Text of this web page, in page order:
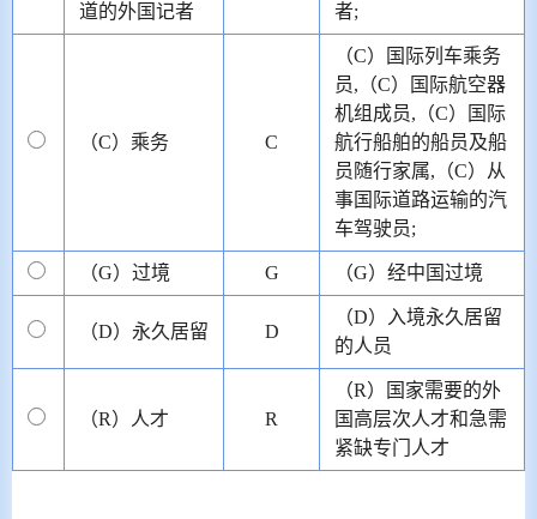
道的外国记者
者;
（C）乘务 C
（C）国际列车乘务
员,（C）国际航空器
机组成员,（C）国际
航行船舶的船员及船
员随行家属,（C）从
事国际道路运输的汽
车驾驶员;
（G）过境 G （G）经中国过境
（D）永久居留 D
（D）入境永久居留
的人员
（R）人才 R
（R）国家需要的外
国高层次人才和急需
紧缺专门人才